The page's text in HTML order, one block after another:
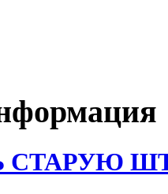
СТАРУЮ